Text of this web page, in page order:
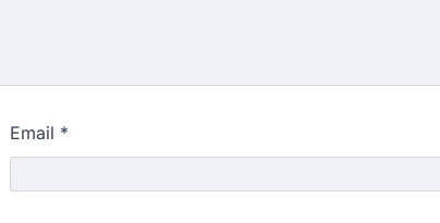
Email *